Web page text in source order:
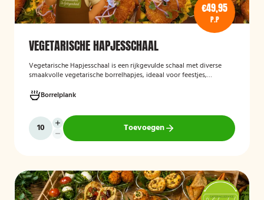
€49,95
P.P
VEGETARISCHE HAPJESSCHAAL
Vegetarische Hapjesschaal is een rijkgevulde schaal met diverse
smaakvolle vegetarische borrelhapjes, ideaal voor feestjes,
een gevarieerde selectie van vegetarische lekkernijen die direct
klaar zijn om te serveren en geschikt zijn voor gasten die bewust of
volledig vegetarisch eten.
Borrelplank
Toevoegen